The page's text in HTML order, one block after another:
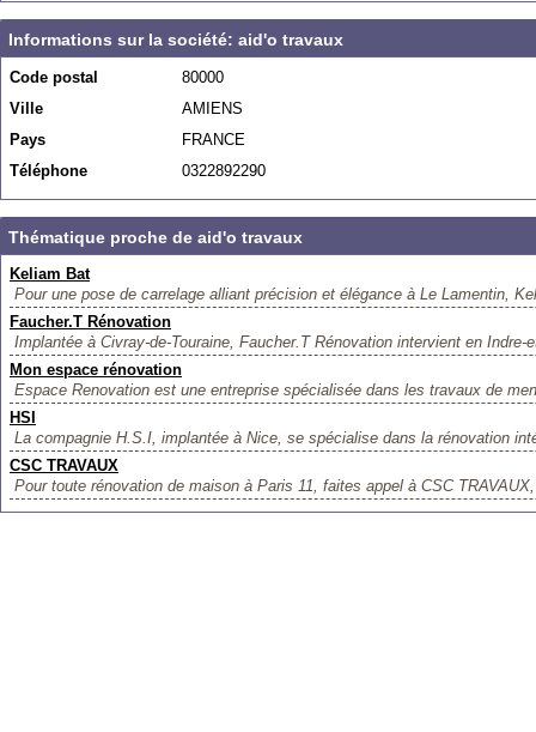
Informations sur la société: aid'o travaux
Code postal
80000
Ville
AMIENS
Pays
FRANCE
Téléphone
0322892290
Thématique proche de aid'o travaux
Keliam Bat
Pour une pose de carrelage alliant précision et élégance à Le Lamentin,
Faucher.T Rénovation
Implantée à Civray-de-Touraine, Faucher.T Rénovation intervient en Indre-
Mon espace rénovation
Espace Renovation est une entreprise spécialisée dans les travaux de
HSI
La compagnie H.S.I, implantée à Nice, se spécialise dans la rénovation
CSC TRAVAUX
Pour toute rénovation de maison à Paris 11, faites appel à CSC